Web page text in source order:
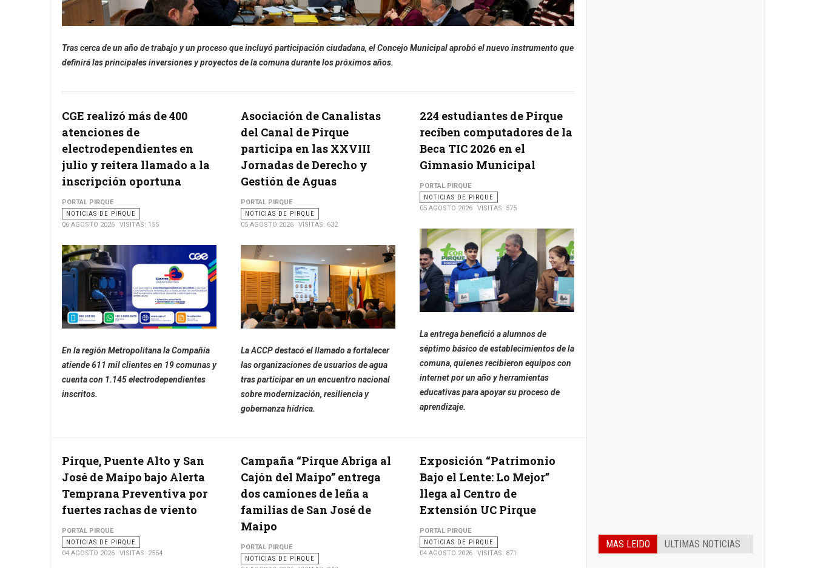
Tras cerca de un año de trabajo y un proceso que incluyó participación ciudadana, el Concejo Municipal aprobó el nuevo instrumento que
definirá las principales inversiones y proyectos de la comuna durante los próximos años.
CGE realizó más de 400
atenciones de
electrodependientes en
julio y reitera llamado a la
inscripción oportuna
PORTAL PIRQUE
NOTICIAS DE PIRQUE
06 AGOSTO 2026
VISITAS: 155
En la región Metropolitana la Compañía
atiende 611 mil clientes en 19 comunas y
cuenta con 1.145 electrodependientes
inscritos.
Asociación de Canalistas
del Canal de Pirque
participa en las XXVIII
Jornadas de Derecho y
Gestión de Aguas
PORTAL PIRQUE
NOTICIAS DE PIRQUE
05 AGOSTO 2026
VISITAS: 632
La ACCP destacó el llamado a fortalecer
las organizaciones de usuarios de agua
tras participar en un encuentro nacional
sobre modernización, resiliencia y
gobernanza hídrica.
224 estudiantes de Pirque
reciben computadores de la
Beca TIC 2026 en el
Gimnasio Municipal
PORTAL PIRQUE
NOTICIAS DE PIRQUE
05 AGOSTO 2026
VISITAS: 575
La entrega benefició a alumnos de
séptimo básico de establecimientos de la
comuna, quienes recibieron equipos con
internet por un año y herramientas
educativas para apoyar su proceso de
aprendizaje.
Pirque, Puente Alto y San
José de Maipo bajo Alerta
Temprana Preventiva por
fuertes rachas de viento
PORTAL PIRQUE
NOTICIAS DE PIRQUE
04 AGOSTO 2026
VISITAS: 2554
Campaña “Pirque Abriga al
Cajón del Maipo” entrega
dos camiones de leña a
familias de San José de
Maipo
PORTAL PIRQUE
NOTICIAS DE PIRQUE
Exposición “Patrimonio
Bajo el Lente: Lo Mejor”
llega al Centro de
Extensión UC Pirque
PORTAL PIRQUE
NOTICIAS DE PIRQUE
04 AGOSTO 2026
VISITAS: 871
MAS LEIDO ULTIMAS NOTICIAS